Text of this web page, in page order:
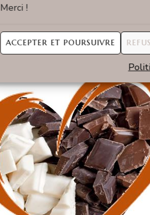
Merci !
ACCEPTER ET POURSUIVRE